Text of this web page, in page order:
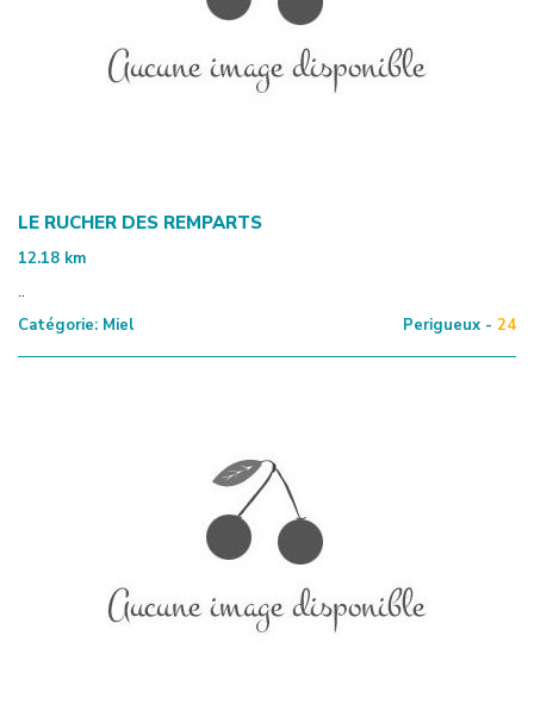
LE RUCHER DES REMPARTS
12.18 km
..
Catégorie: Miel Perigueux - 24